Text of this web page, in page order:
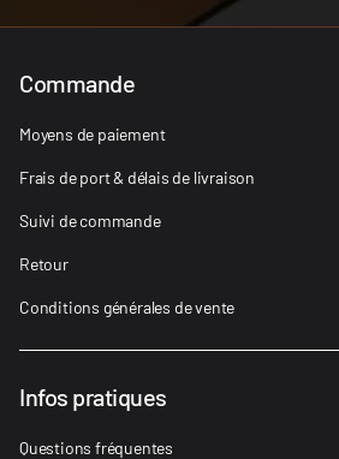
Commande
Moyens de paiement
Frais de port & délais de livraison
Suivi de commande
Retour
Conditions générales de vente
Infos pratiques
Questions fréquentes